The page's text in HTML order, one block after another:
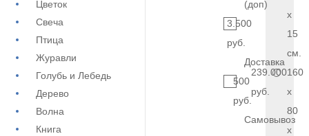
Цветок
Свеча
Птица
Журавли
Голубь и Лебедь
Дерево
Волна
Книга
(доп)
3.500
руб.
Доставка
500
руб.
Самовывоз
x
15
см.
239.000
руб.
160
x
80
x